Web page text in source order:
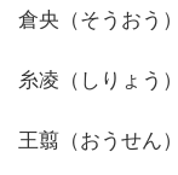
倉央（そうおう）
糸凌（しりょう）
王翦（おうせん）